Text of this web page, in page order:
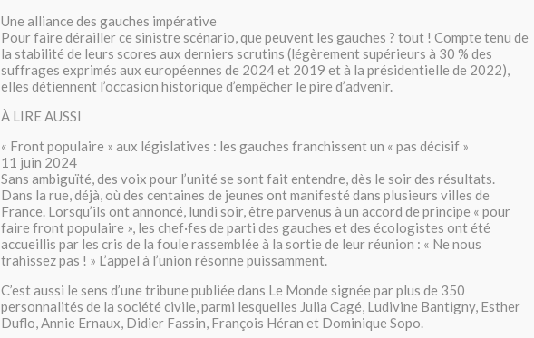
Une alliance des gauches impérative
Pour faire dérailler ce sinistre scénario, que peuvent les gauches ? tout ! Compte tenu de
la stabilité de leurs scores aux derniers scrutins (légèrement supérieurs à 30 % des
suffrages exprimés aux européennes de 2024 et 2019 et à la présidentielle de 2022),
elles détiennent l’occasion historique d’empêcher le pire d’advenir.
À LIRE AUSSI
« Front populaire » aux législatives : les gauches franchissent un « pas décisif »
11 juin 2024
Sans ambiguïté, des voix pour l’unité se sont fait entendre, dès le soir des résultats.
Dans la rue, déjà, où des centaines de jeunes ont manifesté dans plusieurs villes de
France. Lorsqu’ils ont annoncé, lundi soir, être parvenus à un accord de principe « pour
faire front populaire », les chef·fes de parti des gauches et des écologistes ont été
accueillis par les cris de la foule rassemblée à la sortie de leur réunion : « Ne nous
trahissez pas ! » L’appel à l’union résonne puissamment.
C’est aussi le sens d’une tribune publiée dans Le Monde signée par plus de 350
personnalités de la société civile, parmi lesquelles Julia Cagé, Ludivine Bantigny, Esther
Duflo, Annie Ernaux, Didier Fassin, François Héran et Dominique Sopo.